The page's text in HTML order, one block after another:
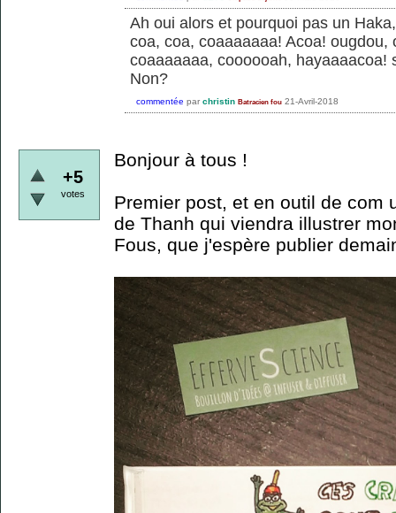
Ah oui alors et pourquoi pas un
coa, coa, coaaaaaaa! Acoa!
coaaaaaaa, coooooah,
Non?
commentée par christin Batracien fou 21-Avril-2018
+5
votes
Bonjour à tous !
Premier post, et en outil de com
de Thanh qui viendra illustrer
Fous, que j'espère publier